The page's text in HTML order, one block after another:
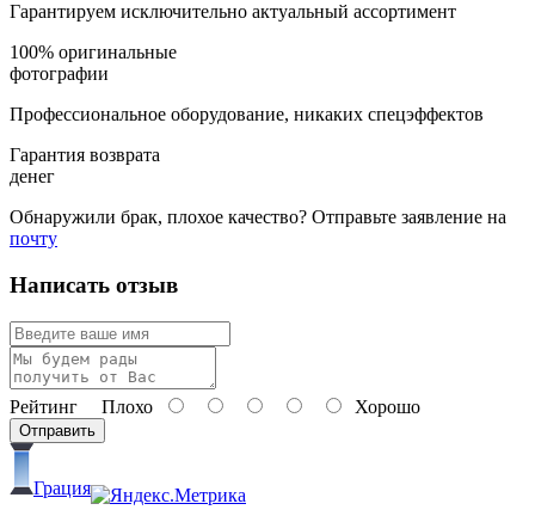
Гарантируем исключительно актуальный ассортимент
100% оригинальные
фотографии
Профессиональное оборудование, никаких спецэффектов
Гарантия возврата
денег
Обнаружили брак, плохое качество? Отправьте заявление на
почту
Написать отзыв
Рейтинг Плохо Хорошо
Отправить
Грация